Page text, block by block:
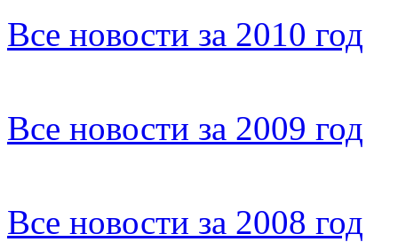
Все новости за 2010 год
Все новости за 2009 год
Все новости за 2008 год